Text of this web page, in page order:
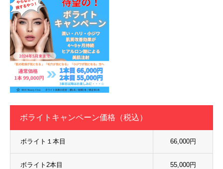
ボライトキャンペーン価格（税込）
ボライト１本目 66,000円
ボライト2本目 55,000円